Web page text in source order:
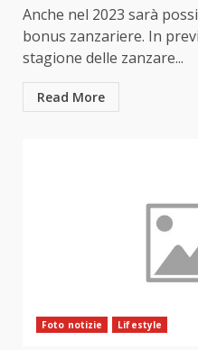
Anche nel 2023 sarà
bonus zanzariere. In
stagione delle zanzare...
Read More
Foto notizie Lifestyle